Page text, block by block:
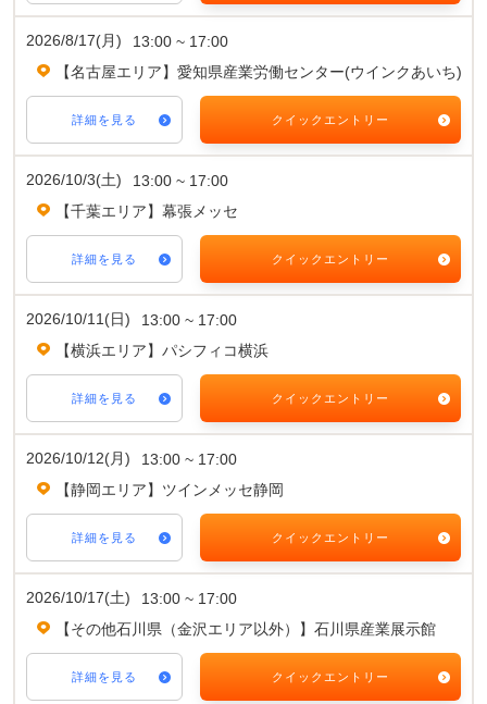
2026/8/17(月)
13:00 ~ 17:00
【名古屋エリア】愛知県産業労働センター(ウインクあいち)
詳細を見る クイックエントリー
2026/10/3(土)
13:00 ~ 17:00
【千葉エリア】幕張メッセ
詳細を見る クイックエントリー
2026/10/11(日)
13:00 ~ 17:00
【横浜エリア】パシフィコ横浜
詳細を見る クイックエントリー
2026/10/12(月)
13:00 ~ 17:00
【静岡エリア】ツインメッセ静岡
詳細を見る クイックエントリー
2026/10/17(土)
13:00 ~ 17:00
【その他石川県（金沢エリア以外）】石川県産業展示館
詳細を見る クイックエントリー